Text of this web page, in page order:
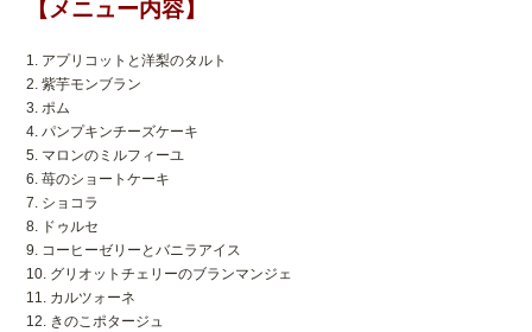
【メニュー内容】
1. アプリコットと洋梨のタルト
2. 紫芋モンブラン
3. ポム
4. パンプキンチーズケーキ
5. マロンのミルフィーユ
6. 苺のショートケーキ
7. ショコラ
8. ドゥルセ
9. コーヒーゼリーとバニラアイス
10. グリオットチェリーのブランマンジェ
11. カルツォーネ
12. きのこポタージュ